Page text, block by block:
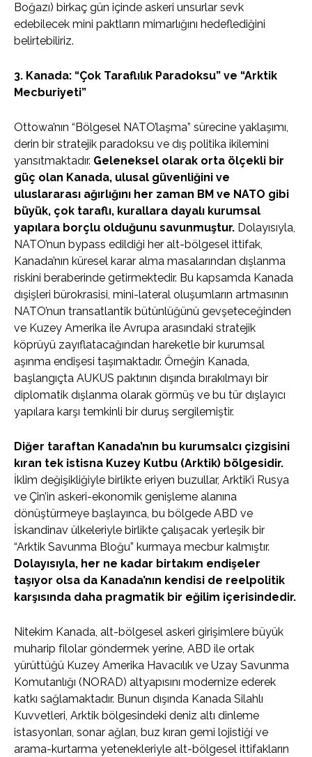
Boğazı) birkaç gün içinde askeri unsurlar sevk
edebilecek mini paktların mimarlığını hedeflediğini
belirtebiliriz.
3. Kanada: “Çok Taraflılık Paradoksu” ve “Arktik
Mecburiyeti”
Ottowa’nın “Bölgesel NATO’laşma” sürecine yaklaşımı,
derin bir stratejik paradoksu ve dış politika ikilemini
yansıtmaktadır. Geleneksel olarak orta ölçekli bir
güç olan Kanada, ulusal güvenliğini ve
uluslararası ağırlığını her zaman BM ve NATO gibi
büyük, çok taraflı, kurallara dayalı kurumsal
yapılara borçlu olduğunu savunmuştur. Dolayısıyla,
NATO’nun bypass edildiği her alt-bölgesel ittifak,
Kanada’nın küresel karar alma masalarından dışlanma
riskini beraberinde getirmektedir. Bu kapsamda Kanada
dışişleri bürokrasisi, mini-lateral oluşumların artmasının
NATO’nun transatlantik bütünlüğünü gevşeteceğinden
ve Kuzey Amerika ile Avrupa arasındaki stratejik
köprüyü zayıflatacağından hareketle bir kurumsal
aşınma endişesi taşımaktadır. Örneğin Kanada,
başlangıçta AUKUS paktının dışında bırakılmayı bir
diplomatik dışlanma olarak görmüş ve bu tür dışlayıcı
yapılara karşı temkinli bir duruş sergilemiştir.
Diğer taraftan Kanada’nın bu kurumsalcı çizgisini
kıran tek istisna Kuzey Kutbu (Arktik) bölgesidir.
İklim değişikliğiyle birlikte eriyen buzullar, Arktik’i Rusya
ve Çin’in askeri-ekonomik genişleme alanına
dönüştürmeye başlayınca, bu bölgede ABD ve
İskandinav ülkeleriyle birlikte çalışacak yerleşik bir
“Arktik Savunma Bloğu” kurmaya mecbur kalmıştır.
Dolayısıyla, her ne kadar birtakım endişeler
taşıyor olsa da Kanada’nın kendisi de reelpolitik
karşısında daha pragmatik bir eğilim içerisindedir.
Nitekim Kanada, alt-bölgesel askeri girişimlere büyük
muharip filolar göndermek yerine, ABD ile ortak
yürüttüğü Kuzey Amerika Havacılık ve Uzay Savunma
Komutanlığı (NORAD) altyapısını modernize ederek
katkı sağlamaktadır. Bunun dışında Kanada Silahlı
Kuvvetleri, Arktik bölgesindeki deniz altı dinleme
istasyonları, sonar ağları, buz kıran gemi lojistiği ve
arama-kurtarma yetenekleriyle alt-bölgesel ittifakların